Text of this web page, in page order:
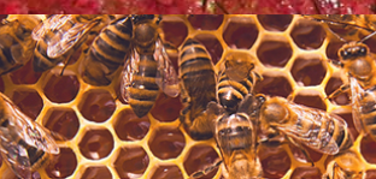
Pour favoriser la pollinisation, et comme
témoin de la qualité écologique de
notre site, nous élevons des abeilles de
race locale. Notre rucher produit chaque